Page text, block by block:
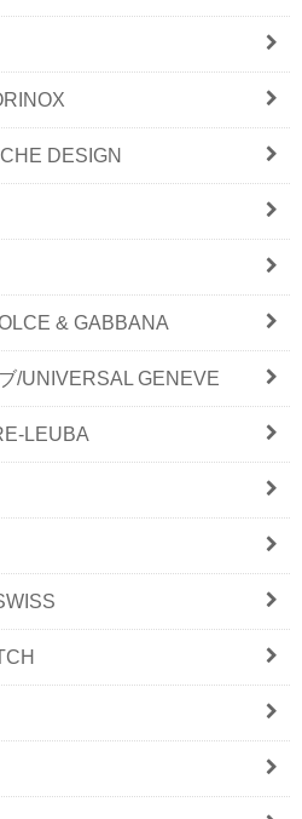
DESIGN
& GABBANA
/UNIVERSAL GENEVE
LEUBA